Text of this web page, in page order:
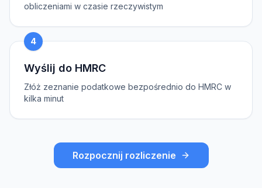
obliczeniami w czasie rzeczywistym
4
Wyślij do HMRC
Złóż zeznanie podatkowe bezpośrednio do HMRC w
kilka minut
Rozpocznij rozliczenie